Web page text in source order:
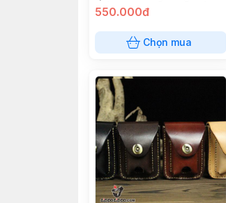
Ốp Hình
550.000đ
Chọn mua